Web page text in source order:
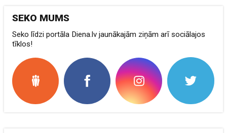
SEKO MUMS
Seko līdzi portāla Diena.lv jaunākajām ziņām arī sociālajos
tīklos!